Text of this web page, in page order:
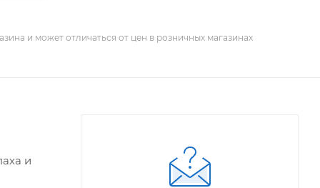
и может отличаться от цен в розничных магазинах
и